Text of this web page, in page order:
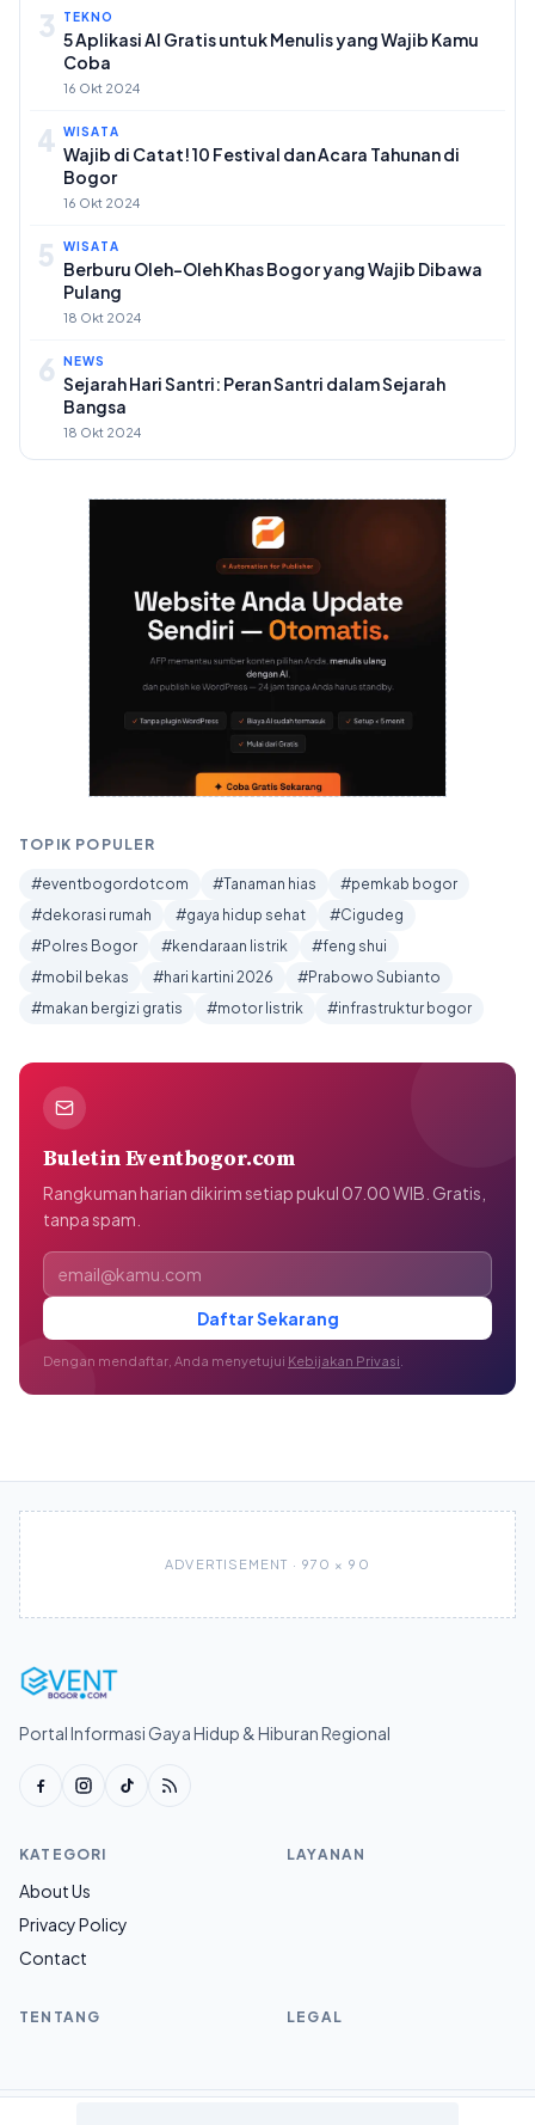
3 TEKNO
5 Aplikasi AI Gratis untuk Menulis yang Wajib Kamu
Coba
16 Okt 2024
4 WISATA
Wajib di Catat! 10 Festival dan Acara Tahunan di
Bogor
16 Okt 2024
5 WISATA
Berburu Oleh-Oleh Khas Bogor yang Wajib Dibawa
Pulang
18 Okt 2024
6 NEWS
Sejarah Hari Santri: Peran Santri dalam Sejarah
Bangsa
18 Okt 2024
TOPIK POPULER
#eventbogordotcom #Tanaman hias
#pemkab bogor
#dekorasi rumah
#gaya hidup sehat
#Cigudeg
#Polres Bogor
#kendaraan listrik
#feng shui
#mobil bekas
#hari kartini 2026
#Prabowo Subianto
#makan bergizi gratis
#motor listrik #infrastruktur bogor
Buletin Eventbogor.com
Rangkuman harian dikirim setiap pukul 07.00 WIB. Gratis,
tanpa spam.
Alamat email
Daftar Sekarang
Dengan mendaftar, Anda menyetujui Kebijakan Privasi
ADVERTISEMENT · 970 × 90
Portal Informasi Gaya Hidup & Hiburan Regional
KATEGORI
About Us
Privacy Policy
Contact
LAYANAN
TENTANG LEGAL